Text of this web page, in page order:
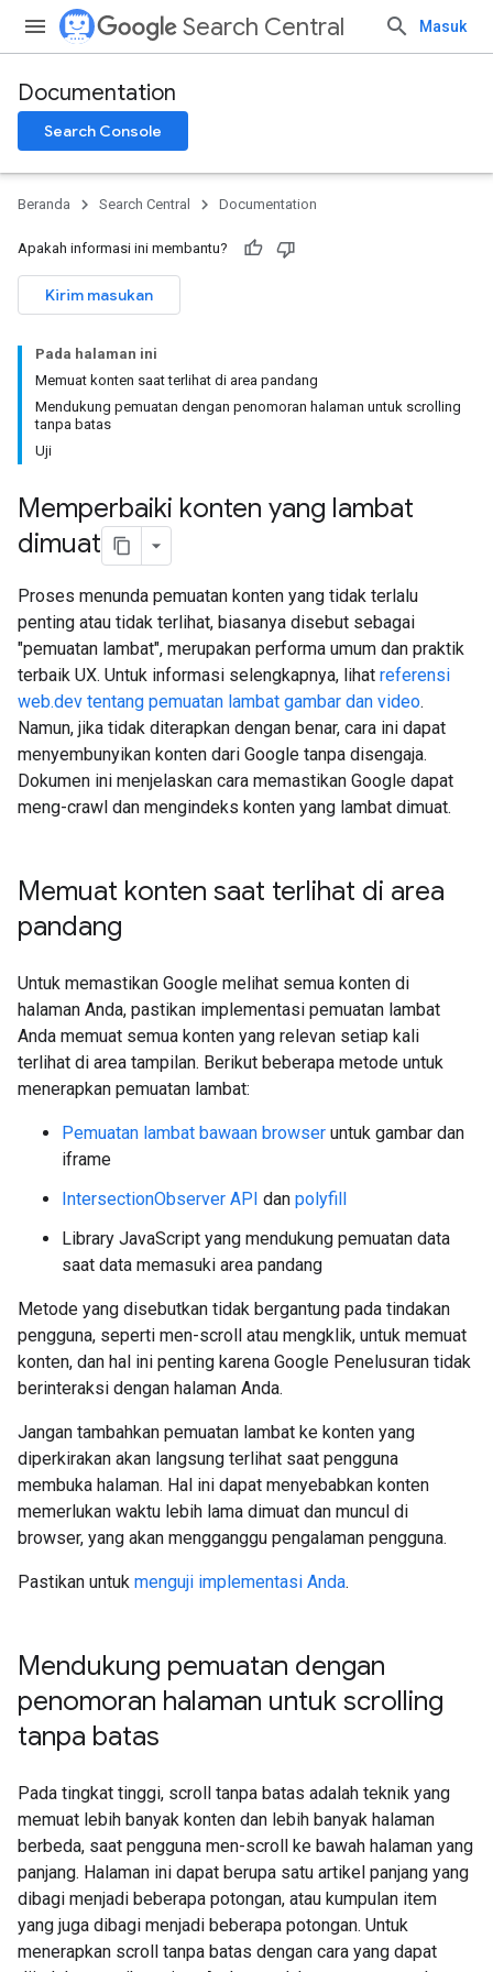
Search Central Masuk
Documentation
Search Console
Beranda Search Central Documentation
Apakah informasi ini membantu?
Kirim masukan
Pada halaman ini
Memuat konten saat terlihat di area pandang
Mendukung pemuatan dengan penomoran halaman untuk scrolling
tanpa batas
Uji
Memperbaiki konten yang lambat
dimuat
Proses menunda pemuatan konten yang tidak terlalu
penting atau tidak terlihat, biasanya disebut sebagai
"pemuatan lambat", merupakan performa umum dan praktik
terbaik UX. Untuk informasi selengkapnya, lihat referensi
web.dev tentang pemuatan lambat gambar dan video.
Namun, jika tidak diterapkan dengan benar, cara ini dapat
menyembunyikan konten dari Google tanpa disengaja.
Dokumen ini menjelaskan cara memastikan Google dapat
meng-crawl dan mengindeks konten yang lambat dimuat.
Memuat konten saat terlihat di area
pandang
Untuk memastikan Google melihat semua konten di
halaman Anda, pastikan implementasi pemuatan lambat
Anda memuat semua konten yang relevan setiap kali
terlihat di area tampilan. Berikut beberapa metode untuk
menerapkan pemuatan lambat:
Pemuatan lambat bawaan browser untuk gambar dan
iframe
IntersectionObserver API dan polyfill
Library JavaScript yang mendukung pemuatan data
saat data memasuki area pandang
Metode yang disebutkan tidak bergantung pada tindakan
pengguna, seperti men-scroll atau mengklik, untuk memuat
konten, dan hal ini penting karena Google Penelusuran tidak
berinteraksi dengan halaman Anda.
Jangan tambahkan pemuatan lambat ke konten yang
diperkirakan akan langsung terlihat saat pengguna
membuka halaman. Hal ini dapat menyebabkan konten
memerlukan waktu lebih lama dimuat dan muncul di
browser, yang akan mengganggu pengalaman pengguna.
Pastikan untuk menguji implementasi Anda.
Mendukung pemuatan dengan
penomoran halaman untuk scrolling
tanpa batas
Pada tingkat tinggi, scroll tanpa batas adalah teknik yang
memuat lebih banyak konten dan lebih banyak halaman
berbeda, saat pengguna men-scroll ke bawah halaman yang
panjang. Halaman ini dapat berupa satu artikel panjang yang
dibagi menjadi beberapa potongan, atau kumpulan item
yang juga dibagi menjadi beberapa potongan. Untuk
menerapkan scroll tanpa batas dengan cara yang dapat